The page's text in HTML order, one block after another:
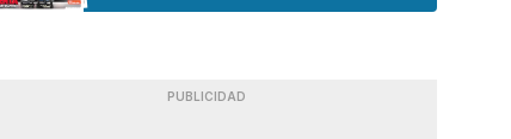
PUBLICIDAD